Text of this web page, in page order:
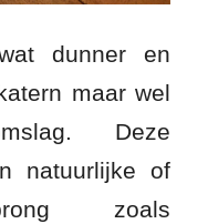
dunner en
maar wel
Deze
natuurlijke of
zoals